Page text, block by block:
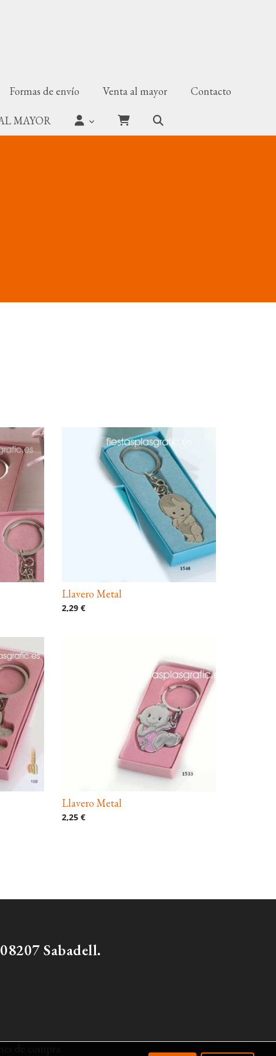
Formas de envío Venta al mayor Contacto
MAYOR
Llavero Metal
2,29 €
Llavero Metal
2,25 €
Sabadell.